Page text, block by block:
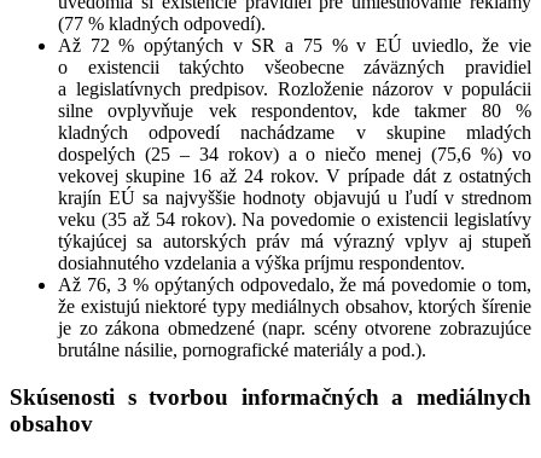
(77 % kladných odpovedí).
Až 72 % opýtaných v SR a 75 % v EÚ uviedlo, že vie
o existencii takýchto všeobecne záväzných pravidiel
a legislatívnych predpisov. Rozloženie názorov v populácii
silne ovplyvňuje vek respondentov, kde takmer 80 %
kladných odpovedí nachádzame v skupine mladých
dospelých (25 – 34 rokov) a o niečo menej (75,6 %) vo
vekovej skupine 16 až 24 rokov. V prípade dát z ostatných
krajín EÚ sa najvyššie hodnoty objavujú u ľudí v strednom
veku (35 až 54 rokov). Na povedomie o existencii legislatívy
týkajúcej sa autorských práv má výrazný vplyv aj stupeň
dosiahnutého vzdelania a výška príjmu respondentov.
Až 76, 3 % opýtaných odpovedalo, že má povedomie o tom,
že existujú niektoré typy mediálnych obsahov, ktorých šírenie
je zo zákona obmedzené (napr. scény otvorene zobrazujúce
brutálne násilie, pornografické materiály a pod.).
Skúsenosti s tvorbou informačných a mediálnych
obsahov